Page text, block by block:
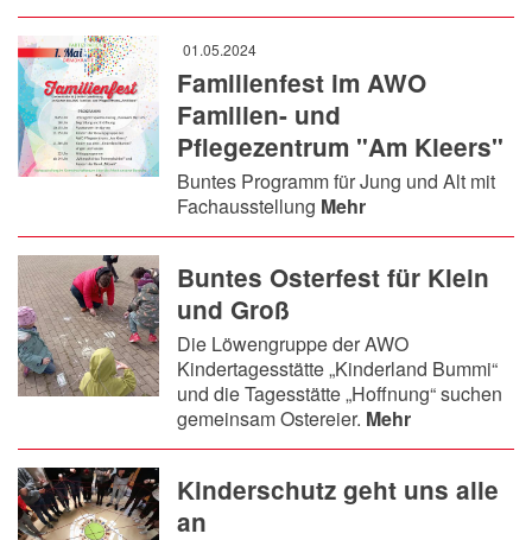
01.05.2024
Familienfest im AWO
Familien- und
Pflegezentrum "Am Kleers"
Buntes Programm für Jung und Alt mit
Fachausstellung Mehr
Buntes Osterfest für Klein
und Groß
Die Löwengruppe der AWO
Kindertagesstätte „Kinderland Bummi“
und die Tagesstätte „Hoffnung“ suchen
gemeinsam Ostereier. Mehr
Kinderschutz geht uns alle
an